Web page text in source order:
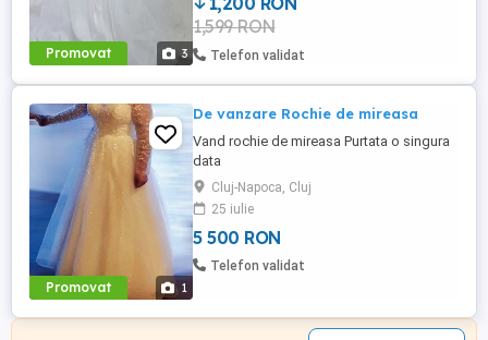
Promovat 3
1,599 RON
Telefon validat
Promovat 1
De vanzare Rochie de mireasa
Vand rochie de mireasa Purtata o singura
data
Cluj-Napoca, Cluj
25 iulie
5 500 RON
Telefon validat